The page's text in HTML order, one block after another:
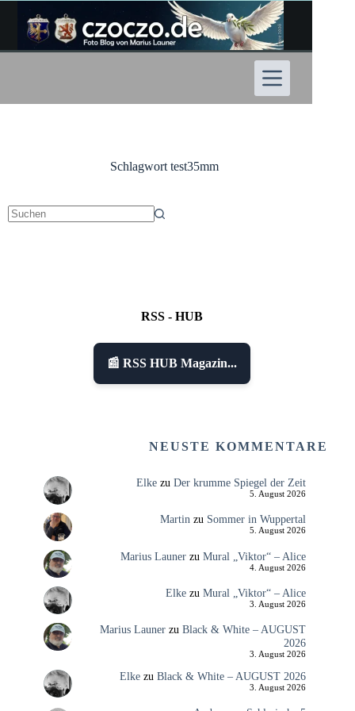
Inhalt
springen
Schlagworttest35mm
RSS - HUB
📰 RSS HUB Magazin...
NEUSTE KOMMENTARE
Elkezu Der krumme Spiegel der Zeit
5. August 2026
Martinzu Sommer in Wuppertal
5. August 2026
Marius Launerzu Mural „Viktor“ – Alice
4. August 2026
Elkezu Mural „Viktor“ – Alice
3. August 2026
Marius Launerzu Black & White – AUGUST
2026
3. August 2026
Elkezu Black & White – AUGUST 2026
3. August 2026